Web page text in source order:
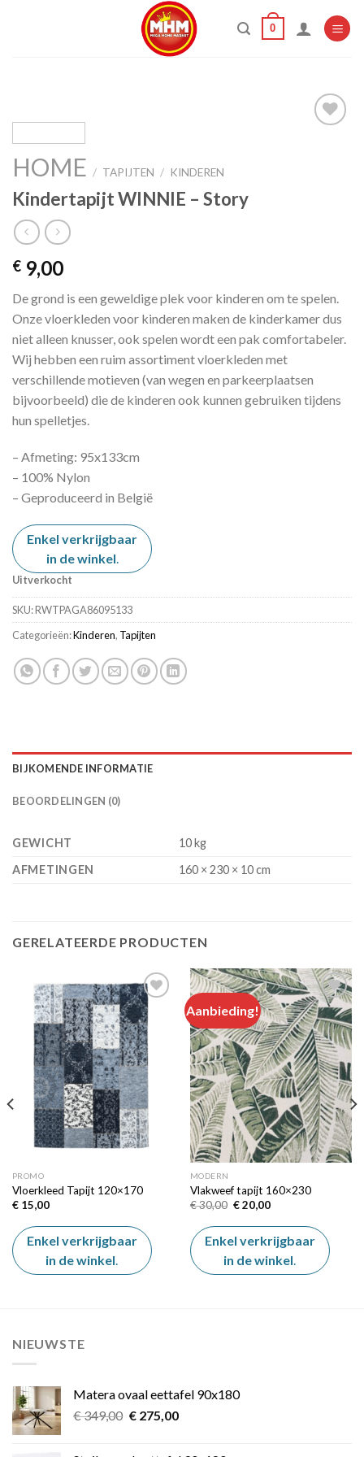
0
HOME / TAPIJTEN / KINDEREN
Kindertapijt WINNIE – Story
€ 9,00
De grond is een geweldige plek voor kinderen om te spelen.
Onze vloerkleden voor kinderen maken de kinderkamer dus
niet alleen knusser, ook spelen wordt een pak comfortabeler.
Wij hebben een ruim assortiment vloerkleden met
verschillende motieven (van wegen en parkeerplaatsen
bijvoorbeeld) die de kinderen ook kunnen gebruiken tijdens
hun spelletjes.
– Afmeting: 95x133cm
– 100% Nylon
– Geproduceerd in België
Enkel verkrijgbaar
in de winkel.
Uitverkocht
SKU:RWTPAGA86095133
Categorieën:Kinderen, Tapijten
BIJKOMENDE INFORMATIE
BEOORDELINGEN (0)
GEWICHT
10 kg
AFMETINGEN
160 × 230 × 10 cm
GERELATEERDE PRODUCTEN
Add to
wishlist
PROMO
Vloerkleed Tapijt 120×170
€15,00
Enkel verkrijgbaar
in de winkel.
Aanbieding!
Add to
wishlist
MODERN
Vlakweef tapijt 160×230
€30,00 Oorspronkelijke
was:
€ 30,00.
€20,00Huidige
is:
€ 20,00.
Enkel verkrijgbaar
in de winkel.
NIEUWSTE
Matera ovaal eettafel 90x180
€349,00 Oorspronkelijke
€275,00Huidige